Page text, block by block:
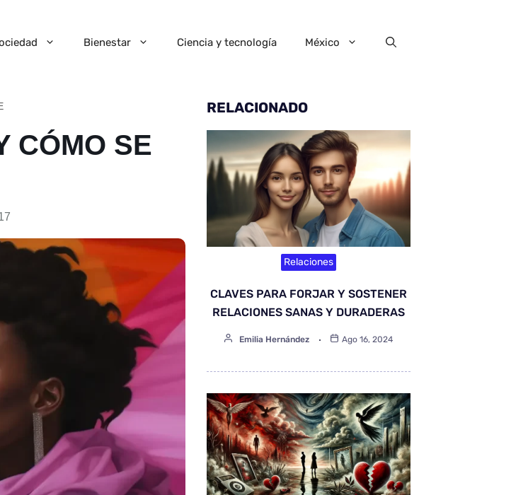
Bienestar Ciencia y tecnología México
CÓMO SE
RELACIONADO
Relaciones
CLAVES PARA FORJAR Y SOSTENER
RELACIONES SANAS Y DURADERAS
Emilia Hernández Ago 16, 2024